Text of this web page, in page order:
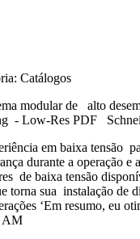
Catálogos
modular de alto
- Low-Res PDF
em baixa
durante a operação
de baixa tensão
torna sua instalação
‘Em resumo,
AM